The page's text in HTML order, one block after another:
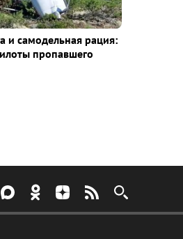
и самодельная рация:
пропавшего